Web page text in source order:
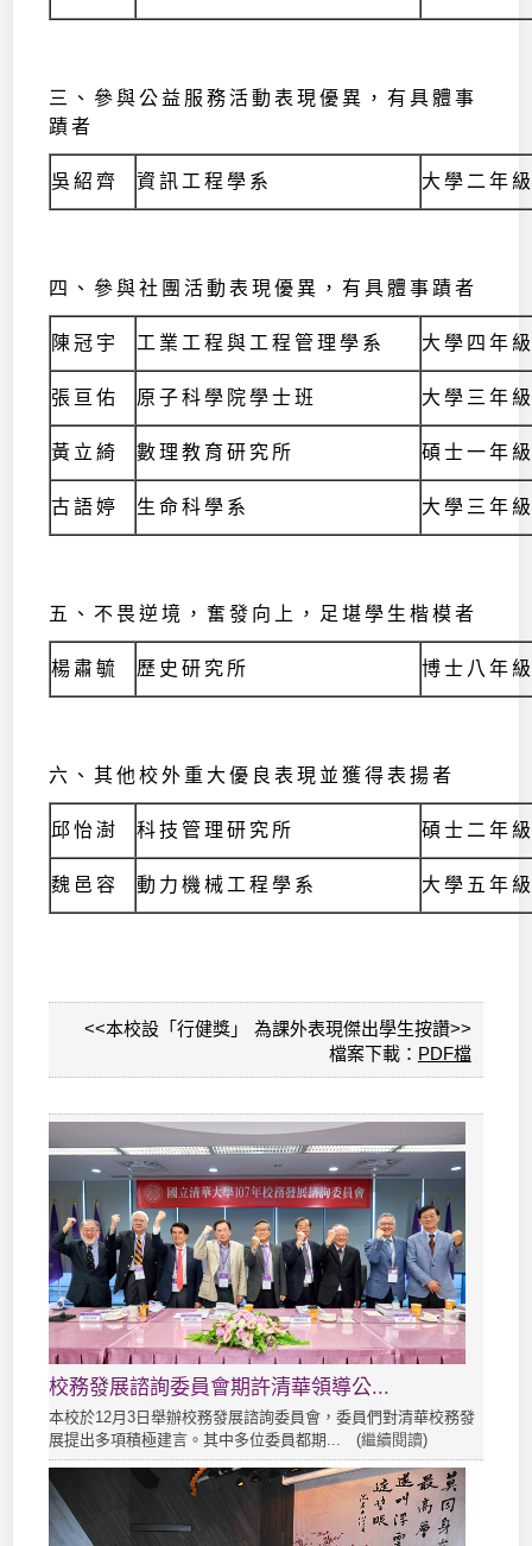
三、參與公益服務活動表現優異，有具體事
蹟者
吳紹齊 資訊工程學系 大學二年
四、參與社團活動表現優異，有具體事蹟者
陳冠宇 工業工程與工程管理學系 大學四年
張亘佑 原子科學院學士班 大學三年
黃立綺 數理教育研究所 碩士一年
古語婷 生命科學系 大學三年
五、不畏逆境，奮發向上，足堪學生楷模者
楊肅毓 歷史研究所 博士八年
六、其他校外重大優良表現並獲得表揚者
邱怡澍 科技管理研究所 碩士二年
魏邑容 動力機械工程學系 大學五年
<<本校設「行健獎」 為課外表現傑出學生按讚>>
檔案下載： PDF檔
校務發展諮詢委員會期許清華領導公...
本校於12月3日舉辦校務發展諮詢委員會，委員們對清華校務發
展提出多項積極建言。其中多位委員都期... (繼續閱讀)